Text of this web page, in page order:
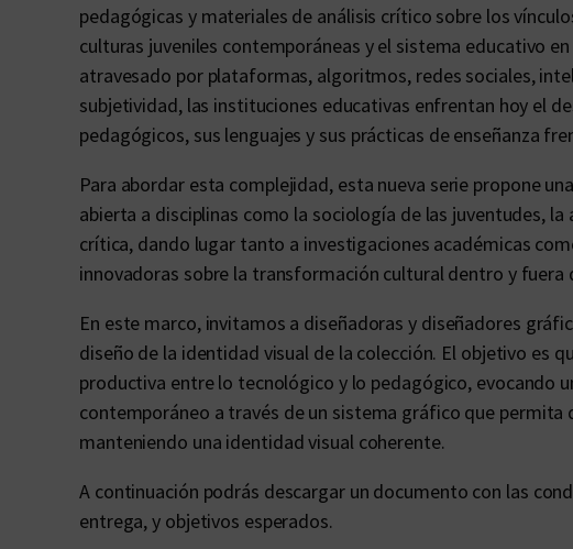
pedagógicas y materiales de análisis crítico sobre los
culturas juveniles contemporáneas y el sistema educativo
atravesado por plataformas, algoritmos, redes sociales,
subjetividad, las instituciones educativas enfrentan hoy el
pedagógicos, sus lenguajes y sus prácticas de enseñanza
Para abordar esta complejidad, esta nueva serie propone
abierta a disciplinas como la sociología de las juventudes,
crítica, dando lugar tanto a investigaciones académicas
innovadoras sobre la transformación cultural dentro y fuera
En este marco, invitamos a diseñadoras y diseñadores
diseño de la identidad visual de la colección. El objetivo es
productiva entre lo tecnológico y lo pedagógico, evocando
contemporáneo a través de un sistema gráfico que
manteniendo una identidad visual coherente.
A continuación podrás descargar un documento con las
entrega, y objetivos esperados.